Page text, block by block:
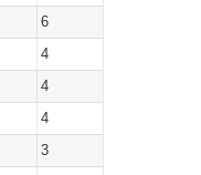
6
4
4
4
3